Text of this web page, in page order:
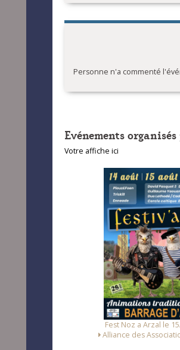
Personne n'a commenté
Evénements
Votre affiche ici
Fest Noz a Arzal le
Alliance des